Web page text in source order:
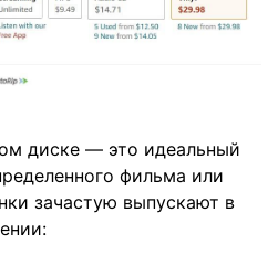
диске — это идеальный
фильма или
зачастую выпускают в